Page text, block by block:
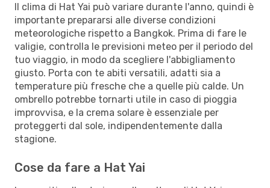
Il clima di Hat Yai può variare durante l'anno, quindi è
importante prepararsi alle diverse condizioni
meteorologiche rispetto a Bangkok. Prima di fare le
valigie, controlla le previsioni meteo per il periodo del
tuo viaggio, in modo da scegliere l'abbigliamento
giusto. Porta con te abiti versatili, adatti sia a
temperature più fresche che a quelle più calde. Un
ombrello potrebbe tornarti utile in caso di pioggia
improvvisa, e la crema solare è essenziale per
proteggerti dal sole, indipendentemente dalla
stagione.
Cose da fare a Hat Yai